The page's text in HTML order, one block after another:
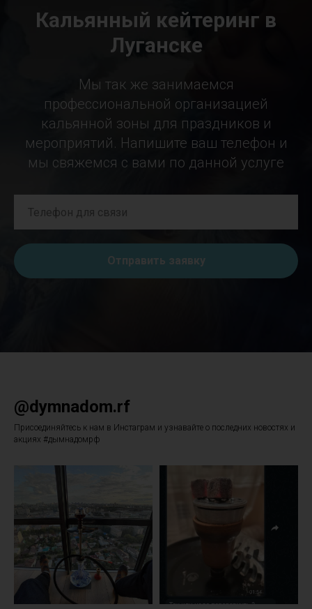
Кальянный кейтеринг в
Луганске
Мы так же занимаемся
профессиональной организацией
кальянной зоны для праздников и
мероприятий. Напишите ваш телефон и
мы свяжемся с вами по данной услуге
Отправить заявку
@dymnadom.rf
Присоединяйтесь к нам в Инстаграм и узнавайте о последних новостях и
акциях #дымнадомрф